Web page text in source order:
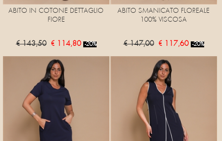
ABITO IN COTONE DETTAGLIO
FIORE
€ 143,50 € 114,80 -20%
ABITO SMANICATO FLOREALE
100% VISCOSA
€ 147,00 € 117,60 -20%